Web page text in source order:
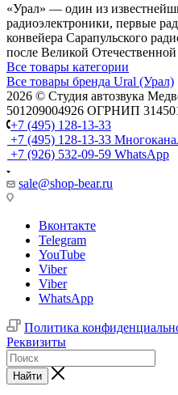
«Урал» — один из
радиоэлектроники, первые
конвейера Сарапульского
после Великой
Все товары категории
Все товары бренда Ural (Урал)
2026 © Cтудия автозвука
501209004926 ОГРНИП
+7 (495) 128-13-33
+7 (495) 128-13-33
+7 (926) 532-09-59 WhatsApp
sale@shop-bear.ru
Вконтакте
Telegram
YouTube
Viber
Viber
WhatsApp
Политика
Реквизиты
Найти